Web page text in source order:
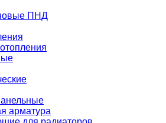
ПНД
арматура